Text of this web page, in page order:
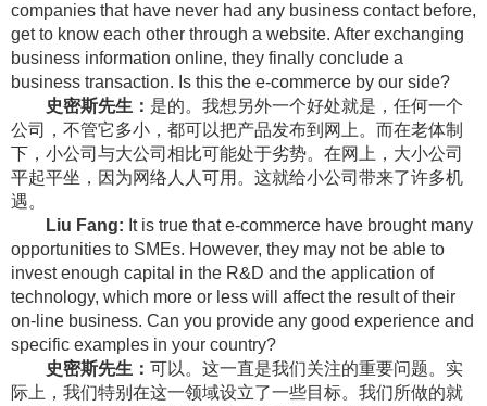
companies that have never had any business contact before,
get to know each other through a website. After exchanging
business information online, they finally conclude a
business transaction. Is this the e-commerce by our side?
史密斯先生： 是的。我想另外一个好处就是，任何一个
公司，不管它多小，都可以把产品发布到网上。而在老体制
下，小公司与大公司相比可能处于劣势。在网上，大小公司
平起平坐，因为网络人人可用。这就给小公司带来了许多机
遇。
Liu Fang: It is true that e-commerce have brought many
opportunities to SMEs. However, they may not be able to
invest enough capital in the R&D and the application of
technology, which more or less will affect the result of their
on-line business. Can you provide any good experience and
specific examples in your country?
史密斯先生： 可以。这一直是我们关注的重要问题。实
际上，我们特别在这一领域设立了一些目标。我们所做的就